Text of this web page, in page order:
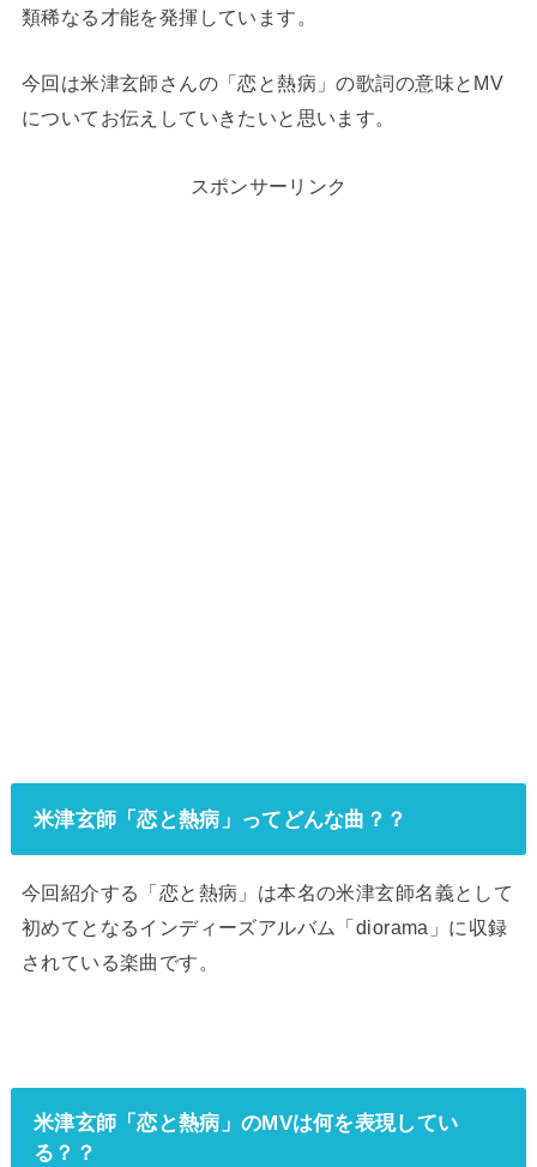
類稀なる才能を発揮しています。
今回は米津玄師さんの「恋と熱病」の歌詞の意味とMV
についてお伝えしていきたいと思います。
スポンサーリンク
米津玄師「恋と熱病」ってどんな曲？？
今回紹介する「恋と熱病」は本名の米津玄師名義として
初めてとなるインディーズアルバム「diorama」に収録
されている楽曲です。
米津玄師「恋と熱病」のMVは何を表現してい
る？？